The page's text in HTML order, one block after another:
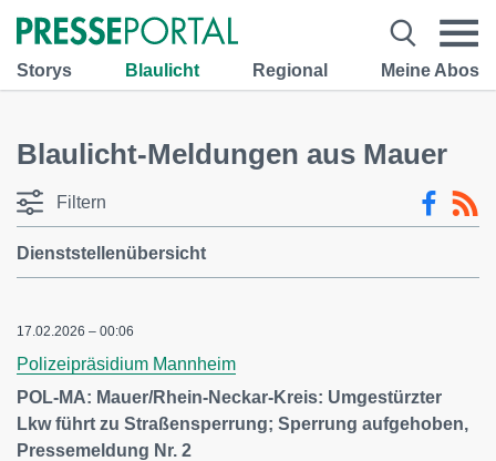
Storys Blaulicht Regional Meine Abos
Blaulicht-Meldungen aus Mauer
Filtern
Dienststellenübersicht
17.02.2026 – 00:06
Polizeipräsidium Mannheim
POL-MA: Mauer/Rhein-Neckar-Kreis: Umgestürzter
Lkw führt zu Straßensperrung; Sperrung aufgehoben,
Pressemeldung Nr. 2